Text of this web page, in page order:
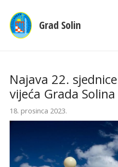
Grad Solin
Najava 22.
vijeća Grada Solina
18. prosinca 2023.